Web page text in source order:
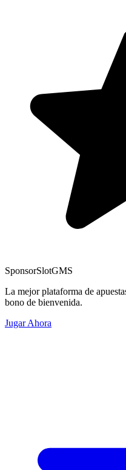
SponsorSlotGMS
La mejor plataforma de
bono de bienvenida.
Jugar Ahora